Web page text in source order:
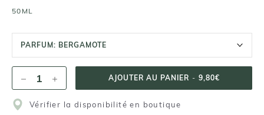
50ML
PARFUM: BERGAMOTE
AJOUTER AU PANIER - 9,80€
Vérifier la disponibilité en boutique